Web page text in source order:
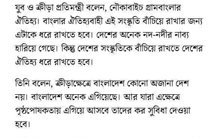
যুব ও ক্রীড়া প্রতিমন্ত্রী বলেন, নৌকাবাইচ গ্রামবাংলার
ঐতিহ্য। বাংলার ঐতিহ্যবাহী এই সংস্কৃতি বাঁচিয়ে রাখার জন্য
এটাকে ধরে রাখতে হবে। দেশের অনেক নদ-নদীর নাব্য
হারিয়ে গেছে। কিন্তু দেশের সংস্কৃতিকে বাঁচিয়ে রাখতে দেশের
ঐতিহ্য ধরে রাখতে হবে।
তিনি বলেন, ক্রীড়াক্ষেত্রে বাংলাদেশ কোনো অজানা দেশ
নয়। বাংলাদেশ অনেক এগিয়েছে। আর যারা এক্ষেত্রে
পৃষ্ঠপোষকতায় এগিয়ে আসবে তাদের কর সুবিধা দেওয়া
হবে।